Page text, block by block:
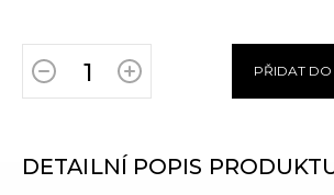
PŘIDAT DO
DETAILNÍ POPIS